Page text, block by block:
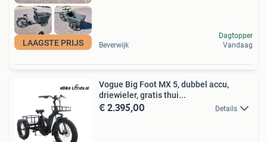
LAAGSTE PRIJS Beverwijk
Dagtopper
Vandaag
Vogue Big Foot MX 5, dubbel accu,
driewieler, gratis thui...
€ 2.395,00 Details